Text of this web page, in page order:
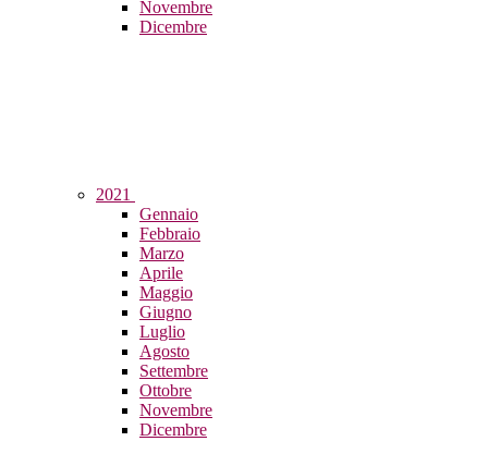
Novembre
Dicembre
2021
Gennaio
Febbraio
Marzo
Aprile
Maggio
Giugno
Luglio
Agosto
Settembre
Ottobre
Novembre
Dicembre